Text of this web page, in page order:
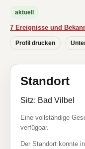
aktuell
7 Ereignisse und
Profil drucken
Standort
Sitz: Bad Vilbel
Eine vollständige
verfügbar.
Der Standort konnte